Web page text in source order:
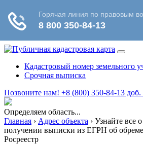
Кадастровый номер земельного
Срочная выписка
Позвоните нам! +8 (800) 350-84-13 доб.
Определяем область...
Главная › Адрес объекта › Узнайте все
получении выписки из ЕГРН об
Росреестр